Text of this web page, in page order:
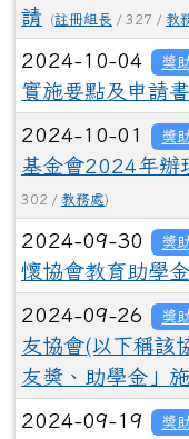
請
(註冊組長 / 327 / 教
2024-10-04 獎
實施要點及申請書
2024-10-01 獎
基金會2024年辦
302 / 教務處)
2024-09-30 獎
懷協會教育助學金
2024-09-26 獎
友協會(以下稱該
友獎、助學金」
2024-09-19 獎